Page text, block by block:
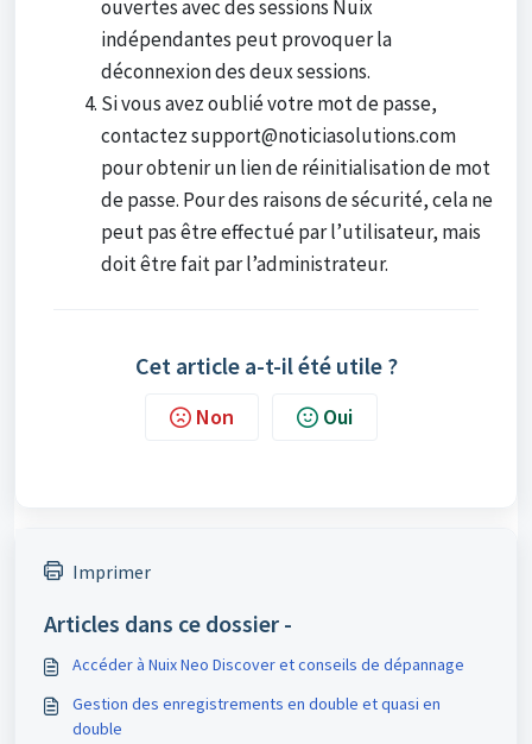
ouvertes avec des sessions Nuix
indépendantes peut provoquer la
déconnexion des deux sessions.
Si vous avez oublié votre mot de passe,
contactez support@noticiasolutions.com
pour obtenir un lien de réinitialisation de mot
de passe. Pour des raisons de sécurité, cela ne
peut pas être effectué par l’utilisateur, mais
doit être fait par l’administrateur.
Cet article a-t-il été utile ?
Non Oui
Imprimer
Articles dans ce dossier -
Accéder à Nuix Neo Discover et conseils de dépannage
Gestion des enregistrements en double et quasi en
double